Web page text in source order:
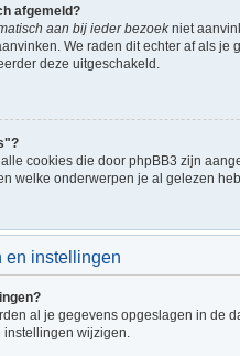
afgemeld?
aan bij ieder bezoekniet
We raden dit echter af als
deze uitgeschakeld.
cookies die door phpBB3 zijn
welke onderwerpen je al gelezen
en instellingen
al je gegevens opgeslagen in de
instellingen wijzigen.